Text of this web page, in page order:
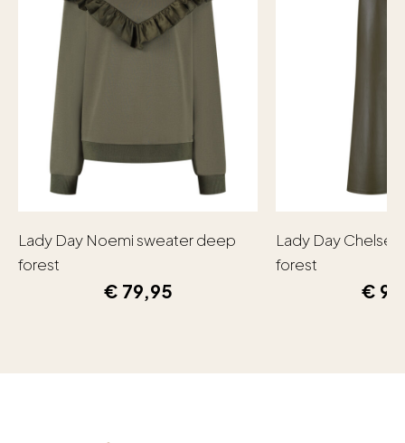
Lady Day Noemi sweater deep
forest
€ 79,95
Lady Day
forest
€